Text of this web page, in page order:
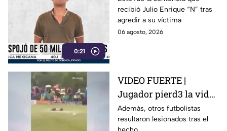
0:21
detenido el presunto
responsable
recibió Julio Enrique “N” tras
agredir a su víctima
06 agosto, 2026
VIDEO FUERTE |
Jugador pierd3 la vid4
tras ser alcanzado por
un rayo en pleno
Además, otros futbolistas
resultaron lesionados tras el